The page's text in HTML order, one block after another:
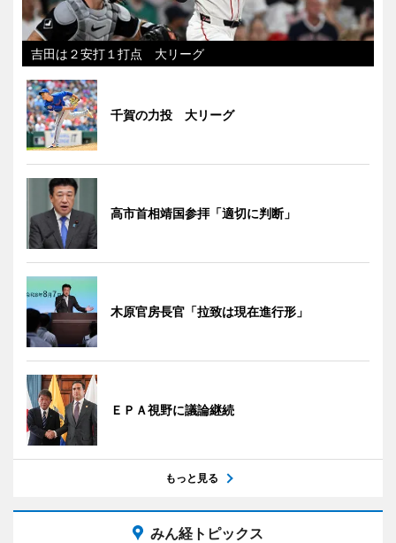
吉田は２安打１打点 大リーグ
千賀の力投 大リーグ
高市首相靖国参拝「適切に判断」
木原官房長官「拉致は現在進行形」
ＥＰＡ視野に議論継続
もっと見る
みん経トピックス